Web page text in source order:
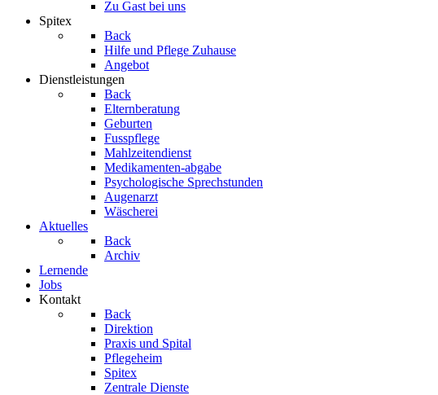
Zu Gast bei uns
Spitex
Back
Hilfe und Pflege Zuhause
Angebot
Dienstleistungen
Back
Elternberatung
Geburten
Fusspflege
Mahlzeitendienst
Medikamenten-abgabe
Psychologische Sprechstunden
Augenarzt
Wäscherei
Aktuelles
Back
Archiv
Lernende
Jobs
Kontakt
Back
Direktion
Praxis und Spital
Pflegeheim
Spitex
Zentrale Dienste